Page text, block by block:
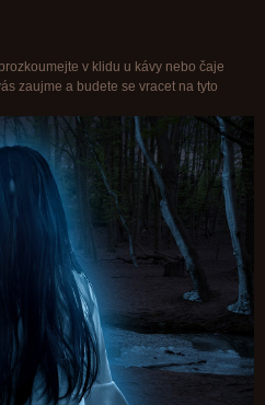
v klidu u kávy nebo čaje
zaujme a budete se vracet na tyto